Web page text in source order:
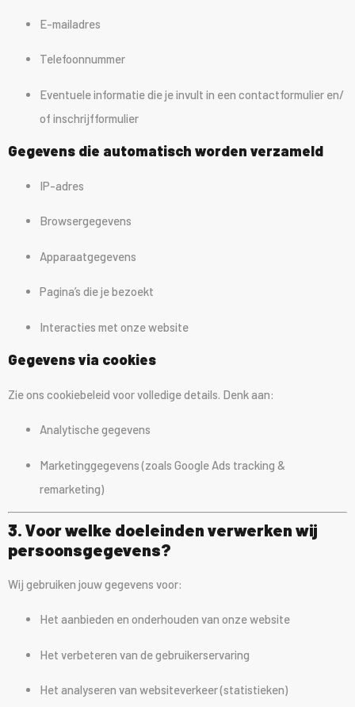
E-mailadres
Telefoonnummer
Eventuele informatie die je invult in een contactformulier en/
of inschrijfformulier
Gegevens die automatisch worden verzameld
IP-adres
Browsergegevens
Apparaatgegevens
Pagina’s die je bezoekt
Interacties met onze website
Gegevens via cookies
Zie ons cookiebeleid voor volledige details. Denk aan:
Analytische gegevens
Marketinggegevens (zoals Google Ads tracking &
remarketing)
3. Voor welke doeleinden verwerken wij
persoonsgegevens?
Wij gebruiken jouw gegevens voor:
Het aanbieden en onderhouden van onze website
Het verbeteren van de gebruikerservaring
Het analyseren van websiteverkeer (statistieken)